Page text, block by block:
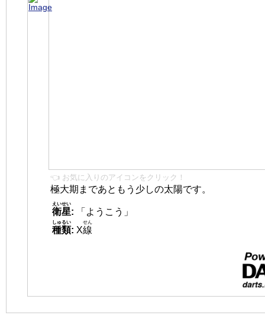
👈 お気に入りのアイコンをクリック！
極大期まであともう少しの太陽です。
衛星
えいせい
:
「ようこう」
種類
しゅるい
: X線
せん